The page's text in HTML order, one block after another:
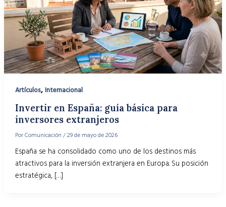
Artículos, Internacional
Invertir en España: guía básica para
inversores extranjeros
PorComunicación /29 de mayo de 2026
España se ha consolidado como uno de los destinos más
atractivos para la inversión extranjera en Europa. Su posición
estratégica, […]